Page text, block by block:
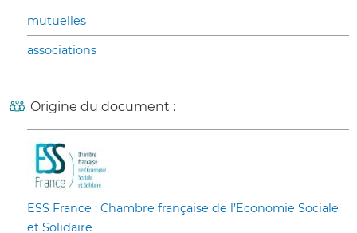
mutuelles
associations
Origine du document :
ESS France : Chambre française de l’Economie Sociale
et Solidaire